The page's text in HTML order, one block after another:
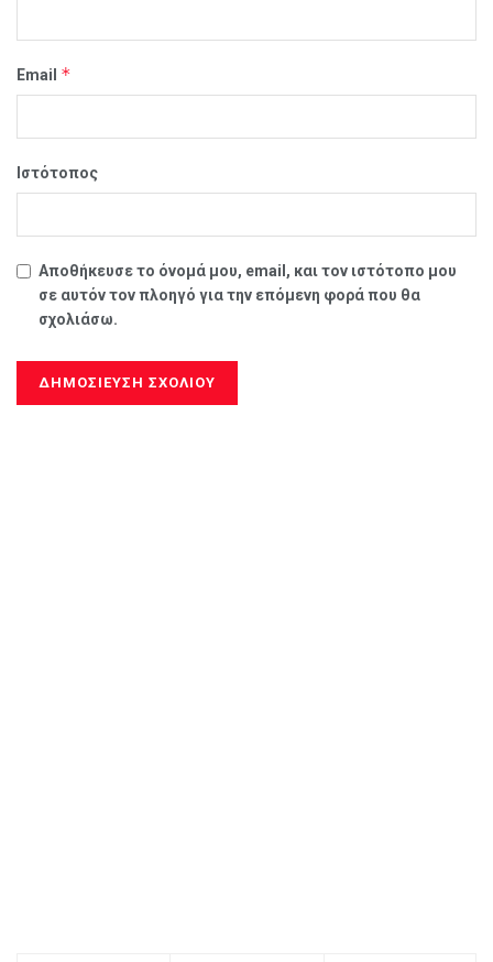
Email *
Ιστότοπος
Αποθήκευσε το όνομά μου, email, και τον ιστότοπο μου
σε αυτόν τον πλοηγό για την επόμενη φορά που θα
σχολιάσω.